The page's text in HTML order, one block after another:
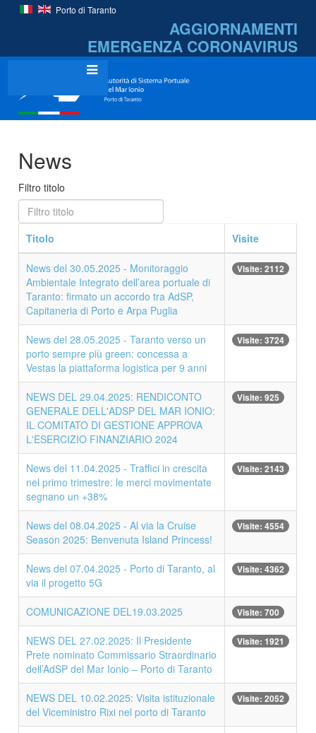
Porto di Taranto
AGGIORNAMENTI
EMERGENZA CORONAVIRUS
News
Filtro titolo
Titolo Visite
News del 30.05.2025 - Monitoraggio
Ambientale Integrato dell’area portuale di
Taranto: firmato un accordo tra AdSP,
Capitaneria di Porto e Arpa Puglia
Visite: 2112
News del 28.05.2025 - Taranto verso un
porto sempre più green: concessa a
Vestas la piattaforma logistica per 9 anni
Visite: 3724
NEWS DEL 29.04.2025: RENDICONTO
GENERALE DELL'ADSP DEL MAR IONIO:
IL COMITATO DI GESTIONE APPROVA
L'ESERCIZIO FINANZIARIO 2024
Visite: 925
News del 11.04.2025 - Traffici in crescita
nel primo trimestre: le merci movimentate
segnano un +38%
Visite: 2143
News del 08.04.2025 - Al via la Cruise
Season 2025: Benvenuta Island Princess!
Visite: 4554
News del 07.04.2025 - Porto di Taranto, al
via il progetto 5G
Visite: 4362
COMUNICAZIONE DEL19.03.2025 Visite: 700
NEWS DEL 27.02.2025: Il Presidente
Prete nominato Commissario Straordinario
dell’AdSP del Mar Ionio – Porto di Taranto
Visite: 1921
NEWS DEL 10.02.2025: Visita istituzionale
del Viceministro Rixi nel porto di Taranto
Visite: 2052